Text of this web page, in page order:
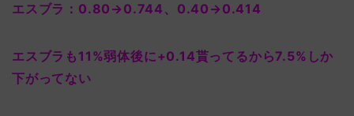
エスブラ：0.80→0.744、0.40→0.414
エスブラも11%弱体後に+0.14貰ってるから7.5%しか
下がってない